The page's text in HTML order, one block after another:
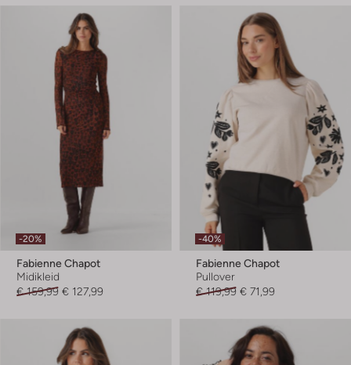
-20%
Fabienne Chapot
Midikleid
€ 159,99 € 127,99
-40%
Fabienne Chapot
Pullover
€ 119,99 € 71,99